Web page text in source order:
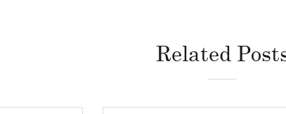
Related